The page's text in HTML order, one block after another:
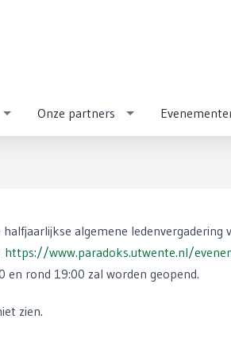
Onze partners
algemene ledenvergadering
https://www.paradoks.utwente.nl/
en rond 19:00 zal worden geopend.
zien.